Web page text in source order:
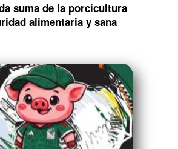
suma de la porcicultura
alimentaria y sana